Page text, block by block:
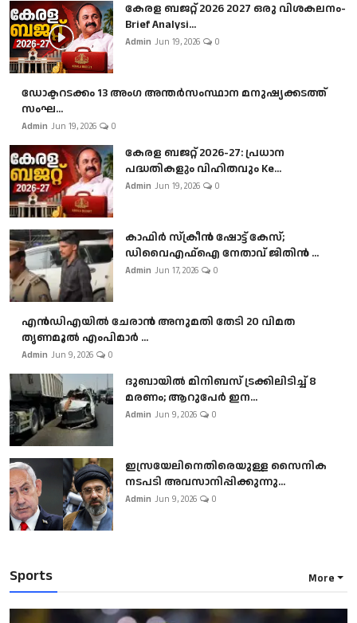
കേരള ബജറ്റ് 2026 2027 ഒരു വിശകലനം-
Brief Analysi...
Admin Jun 19, 2026 0
ഡോക്ടറടക്കം 13 അംഗ അന്തർസംസ്ഥാന മനുഷ്യക്കടത്ത്
സംഘ...
Admin Jun 19, 2026 0
കേരള ബജറ്റ് 2026-27: പ്രധാന
പദ്ധതികളും വിഹിതവും Ke...
Admin Jun 19, 2026 0
കാഫിർ സ്‌ക്രീൻ ഷോട്ട് കേസ്;
ഡിവൈഎഫ്ഐ നേതാവ് ജിതിൻ ...
Admin Jun 17, 2026 0
എൻഡിഎയിൽ ചേരാൻ അനുമതി തേടി 20 വിമത
തൃണമൂൽ എംപിമാർ ...
Admin Jun 9, 2026 0
ദുബായിൽ മിനിബസ്​ ട്രക്കിലിടിച്ച് 8
മരണം; ആറുപേർ ഇന...
Admin Jun 9, 2026 0
ഇസ്രയേലിനെതിരെയുള്ള സൈനിക
നടപടി അവസാനിപ്പിക്കുന്നു...
Admin Jun 9, 2026 0
Sports More